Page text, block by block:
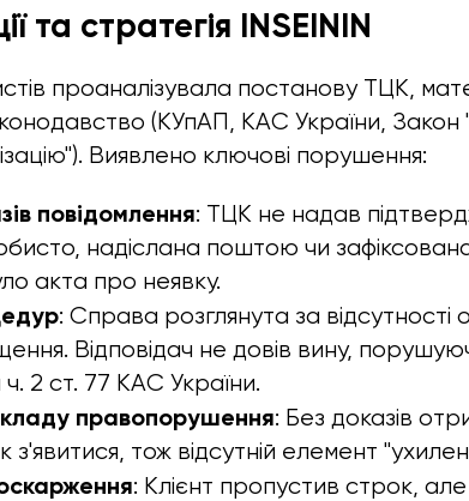
та стратегія INSEININ
проаналізувала постанову ТЦК,
(КУпАП, КАС України, Закон
Виявлено ключові порушення:
повідомлення: ТЦК не надав
надіслана поштою чи
акта про неявку.
: Справа розглянута за
Відповідач не довів вину,
2 ст. 77 КАС України.
правопорушення: Без доказів
з'явитися, тож відсутній елемент
: Клієнт пропустив строк,